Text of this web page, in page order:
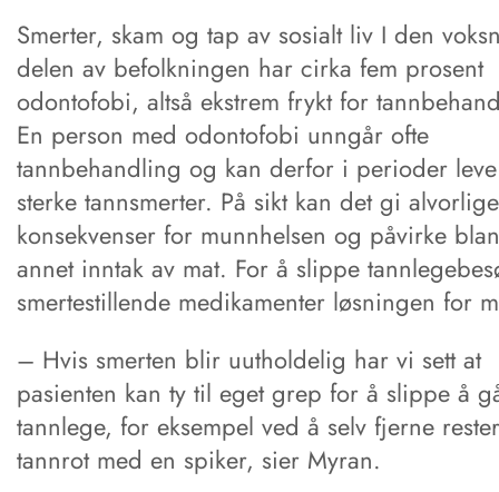
Smerter, skam og tap av sosialt liv I den
delen av befolkningen har cirka fem prosent
odontofobi, altså ekstrem frykt for
En person med odontofobi unngår ofte
tannbehandling og kan derfor i perioder
sterke tannsmerter. På sikt kan det gi alvorlige
konsekvenser for munnhelsen og påvirke
annet inntak av mat. For å slippe
smertestillende medikamenter løsningen for
– Hvis smerten blir uutholdelig har vi sett at
pasienten kan ty til eget grep for å slippe å
tannlege, for eksempel ved å selv fjerne
tannrot med en spiker, sier Myran.